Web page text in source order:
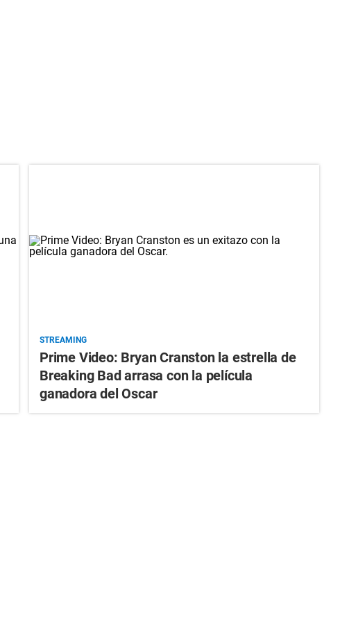
STREAMING
Prime Video: Bryan Cranston la estrella de
Breaking Bad arrasa con la película
ganadora del Oscar